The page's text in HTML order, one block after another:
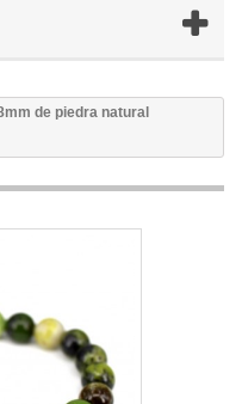
de piedra natural